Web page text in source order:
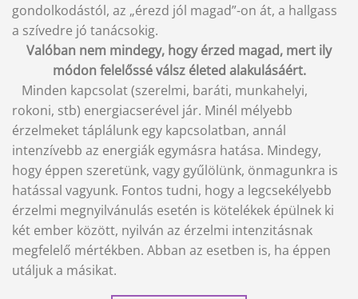
gondolkodástól, az „érezd jól magad”-on át, a hallgass
a szívedre jó tanácsokig.
Valóban nem mindegy, hogy érzed magad, mert ily
módon felelőssé válsz életed alakulásáért.
Minden kapcsolat (szerelmi, baráti, munkahelyi,
rokoni, stb) energiacserével jár. Minél mélyebb
érzelmeket táplálunk egy kapcsolatban, annál
intenzívebb az energiák egymásra hatása. Mindegy,
hogy éppen szeretünk, vagy gyűlölünk, önmagunkra is
hatással vagyunk. Fontos tudni, hogy a legcsekélyebb
érzelmi megnyilvánulás esetén is kötelékek épülnek ki
két ember között, nyilván az érzelmi intenzitásnak
megfelelő mértékben. Abban az esetben is, ha éppen
utáljuk a másikat.